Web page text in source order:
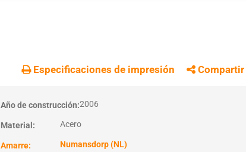
Especificaciones de impresión Compartir
Año de construcción:2006
Material: Acero
Amarre: Numansdorp (NL)